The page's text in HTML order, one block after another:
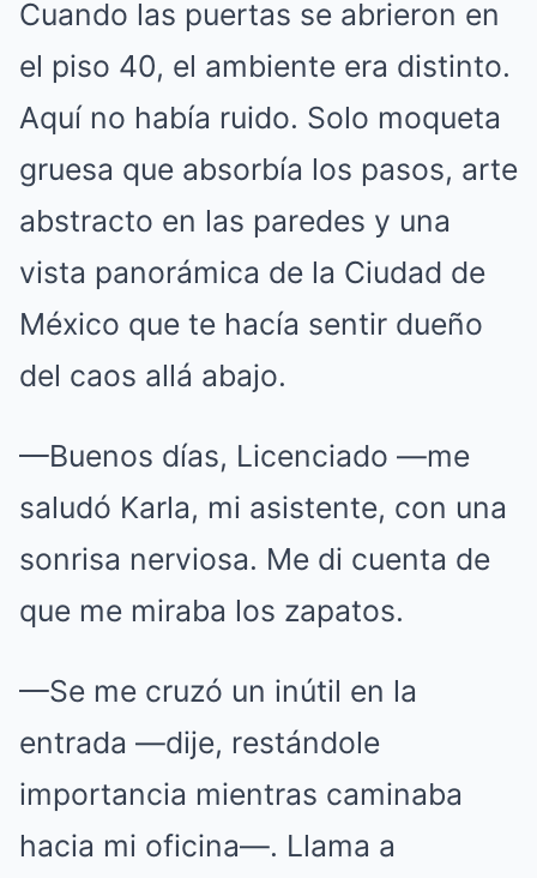
Cuando las puertas se abrieron en
el piso 40, el ambiente era distinto.
Aquí no había ruido. Solo moqueta
gruesa que absorbía los pasos, arte
abstracto en las paredes y una
vista panorámica de la Ciudad de
México que te hacía sentir dueño
del caos allá abajo.
—Buenos días, Licenciado —me
saludó Karla, mi asistente, con una
sonrisa nerviosa. Me di cuenta de
que me miraba los zapatos.
—Se me cruzó un inútil en la
entrada —dije, restándole
importancia mientras caminaba
hacia mi oficina—. Llama a